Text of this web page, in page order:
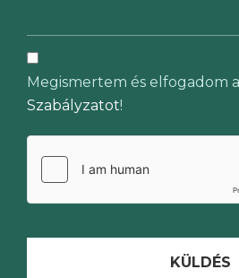
Megismertem és elfogadom
Szabályzatot!
KÜLDÉS